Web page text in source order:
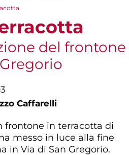
del frontone
Caffarelli
frontone in terracotta di
messo in luce alla fine
in Via di San Gregorio.